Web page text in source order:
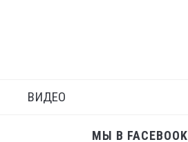
ВИДЕО
МЫ В FACEBOOK